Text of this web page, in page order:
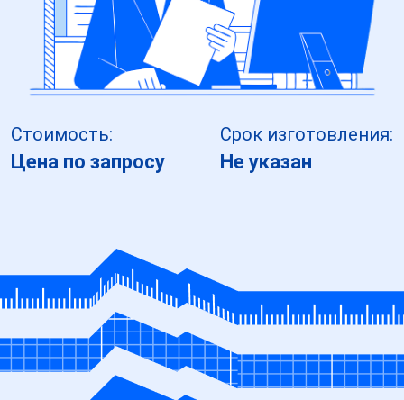
Стоимость:
Цена по запросу
Срок изготовления:
Не указан